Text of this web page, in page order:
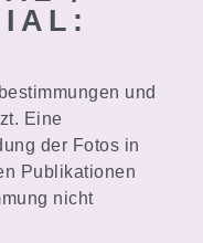
und
Eine
der Fotos in
Publikationen
nicht